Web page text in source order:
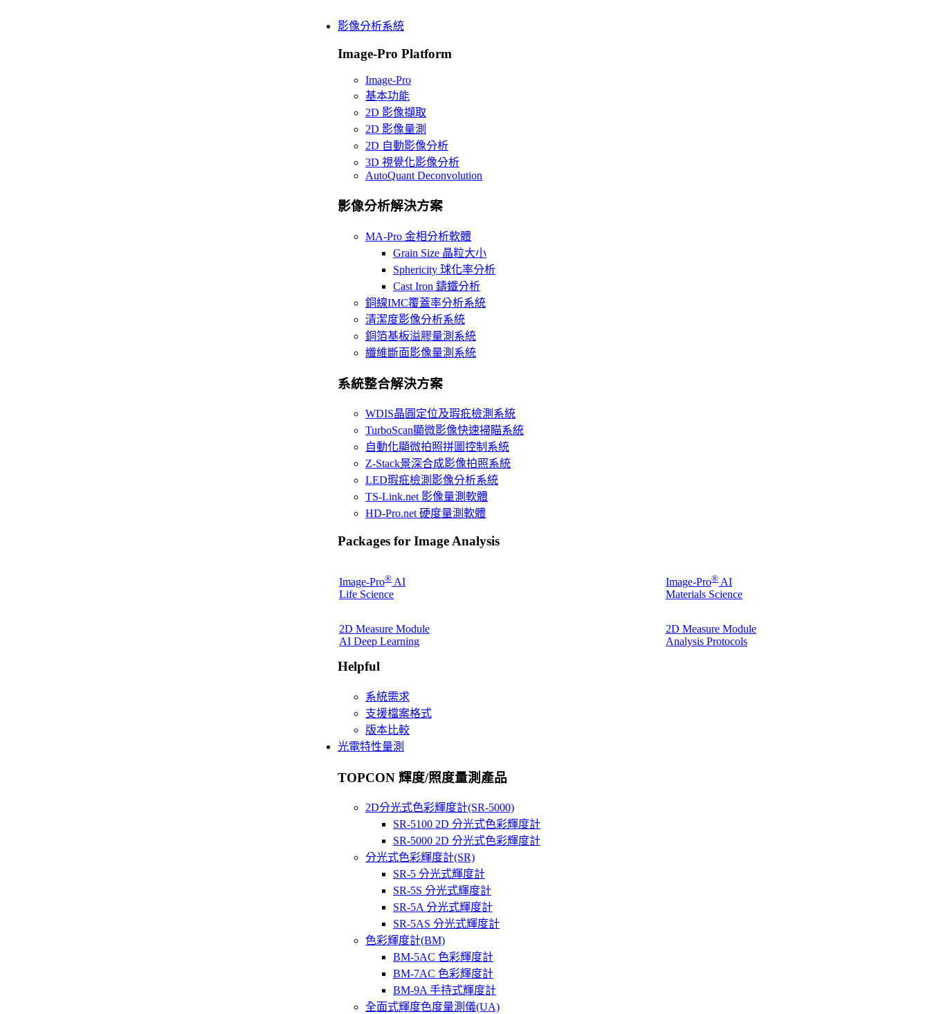
影像分析系統
Image-Pro Platform
Image-Pro
基本功能
2D 影像擷取
2D 影像量測
2D 自動影像分析
3D 視覺化影像分析
AutoQuant Deconvolution
影像分析解決方案
MA-Pro 金相分析軟體
Grain Size 晶粒大小
Sphericity 球化率分析
Cast Iron 鑄鐵分析
銅線IMC覆蓋率分析系統
清潔度影像分析系統
銅箔基板溢膠量測系統
纖維斷面影像量測系統
系統整合解決方案
WDIS晶圓定位及瑕疪檢測系統
TurboScan顯微影像快速掃瞄系統
自動化顯微拍照拼圖控制系統
Z-Stack景深合成影像拍照系統
LED瑕疪檢測影像分析系統
TS-Link.net 影像量測軟體
HD-Pro.net 硬度量測軟體
Packages for Image Analysis
Image-Pro® AI
Life Science
Image-Pro® AI
Materials Science
2D Measure Module
AI Deep Learning
2D Measure Module
Analysis Protocols
Helpful
系統需求
支援檔案格式
版本比較
光電特性量測
TOPCON 輝度/照度量測產品
2D分光式色彩輝度計(SR-5000)
SR-5100 2D 分光式色彩輝度計
SR-5000 2D 分光式色彩輝度計
分光式色彩輝度計(SR)
SR-5 分光式輝度計
SR-5S 分光式輝度計
SR-5A 分光式輝度計
SR-5AS 分光式輝度計
色彩輝度計(BM)
BM-5AC 色彩輝度計
BM-7AC 色彩輝度計
BM-9A 手持式輝度計
全面式輝度色度量測儀(UA)